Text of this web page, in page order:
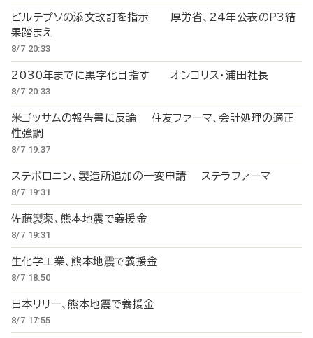
ビルテプソの添文改訂を指示 厚労省、24年公表のP3結
果踏まえ
8/7 20:33
2030年までに黒字化目指す オンコリス・浦田社長
8/7 20:33
米ゴッサムの報告書に反論 住友ファーマ、会計処理の適正
性強調
8/7 19:37
ステボロニン、製造所追加の一変申請 ステラファーマ
8/7 19:31
佐藤製薬、熊本地震で義援金
8/7 19:31
生化学工業、熊本地震で義援金
8/7 18:50
日本リリー、熊本地震で義援金
8/7 17:55